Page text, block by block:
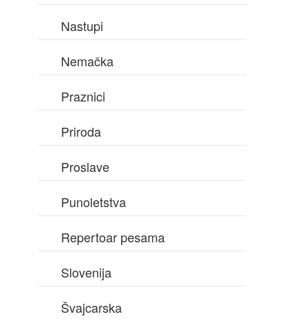
Nastupi
Nemačka
Praznici
Priroda
Proslave
Punoletstva
Repertoar pesama
Slovenija
Švajcarska